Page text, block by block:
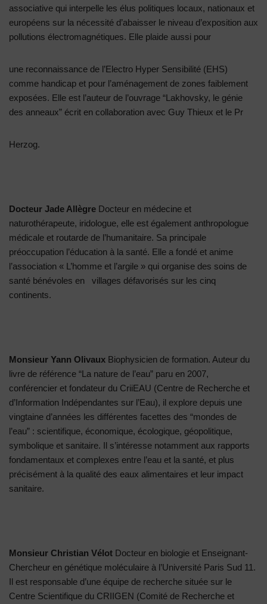
associative qui interpelle les élus politiques locaux, nationaux et
européens sur la nécessité d’abaisser le niveau d’exposition aux
pollutions électromagnétiques. Elle plaide aussi pour
une reconnaissance de l’Electro Hyper Sensibilité (EHS)
comme handicap et pour l’aménagement de zones faiblement
exposées. Elle est l’auteur de l’ouvrage “Lakhovsky, le génie
des anneaux” écrit en collaboration avec Guy Thieux et le Pr
Herzog.
Docteur Jade Allègre Docteur en médecine et
naturothérapeute, iridologue, elle est également anthropologue
médicale et routarde de l’humanitaire. Sa principale
préoccupation l’éducation à la santé. Elle a fondé et anime
l’association « L’homme et l’argile » qui organise des soins de
santé bénévoles en villages défavorisés sur les cinq
continents.
Monsieur Yann Olivaux Biophysicien de formation. Auteur du
livre de référence “La nature de l’eau” paru en 2007,
conférencier et fondateur du CriiEAU (Centre de Recherche et
d’Information Indépendantes sur l’Eau), il explore depuis une
vingtaine d’années les différentes facettes des “mondes de
l’eau” : scientifique, économique, écologique, géopolitique,
symbolique et sanitaire. Il s’intéresse notamment aux rapports
fondamentaux et complexes entre l’eau et la santé, et plus
précisément à la qualité des eaux alimentaires et leur impact
sanitaire.
Monsieur Christian Vélot Docteur en biologie et Enseignant-
Chercheur en génétique moléculaire à l’Université Paris Sud 11.
Il est responsable d’une équipe de recherche située sur le
Centre Scientifique du CRIIGEN (Comité de Recherche et